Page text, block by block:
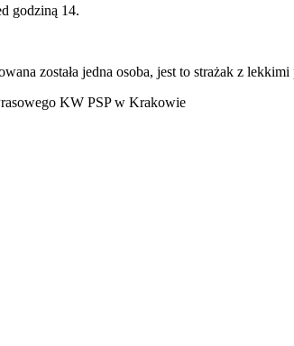
godziną 14.
została jedna osoba, jest to strażak z
KW PSP w Krakowie